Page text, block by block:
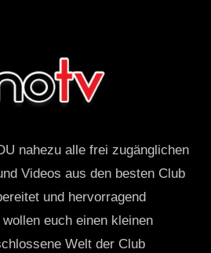
nahezu alle frei zugänglichen
Videos aus den besten Club
und hervorragend
euch einen kleinen
Welt der Club